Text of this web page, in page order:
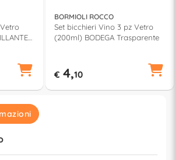
BORMIOLI ROCCO
Set bicchieri Vino 3 pz Vetro
(200ml) BODEGA Trasparente
€ 4,10